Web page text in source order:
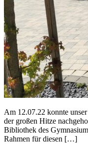
Am 12.07.22 konnte
der großen Hitze
Bibliothek des
Rahmen für diesen […]